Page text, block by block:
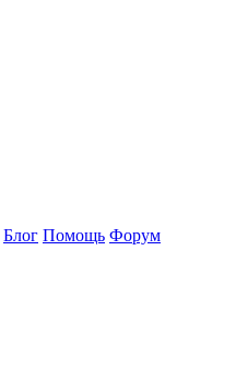
Блог Помощь Форум